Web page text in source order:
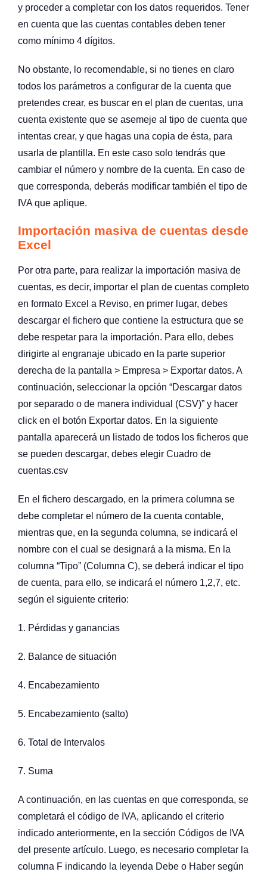
y proceder a completar con los datos requeridos. Tener
en cuenta que las cuentas contables deben tener
como mínimo 4 dígitos.
No obstante, lo recomendable, si no tienes en claro
todos los parámetros a configurar de la cuenta que
pretendes crear, es buscar en el plan de cuentas, una
cuenta existente que se asemeje al tipo de cuenta que
intentas crear, y que hagas una copia de ésta, para
usarla de plantilla. En este caso solo tendrás que
cambiar el número y nombre de la cuenta. En caso de
que corresponda, deberás modificar también el tipo de
IVA que aplique.
Importación masiva de cuentas desde
Excel
Por otra parte, para realizar la importación masiva de
cuentas, es decir, importar el plan de cuentas completo
en formato Excel a Reviso, en primer lugar, debes
descargar el fichero que contiene la estructura que se
debe respetar para la importación. Para ello, debes
dirigirte al engranaje ubicado en la parte superior
derecha de la pantalla > Empresa > Exportar datos. A
continuación, seleccionar la opción “Descargar datos
por separado o de manera individual (CSV)” y hacer
click en el botón Exportar datos. En la siguiente
pantalla aparecerá un listado de todos los ficheros que
se pueden descargar, debes elegir Cuadro de
cuentas.csv
En el fichero descargado, en la primera columna se
debe completar el número de la cuenta contable,
mientras que, en la segunda columna, se indicará el
nombre con el cual se designará a la misma. En la
columna “Tipo” (Columna C), se deberá indicar el tipo
de cuenta, para ello, se indicará el número 1,2,7, etc.
según el siguiente criterio:
1. Pérdidas y ganancias
2. Balance de situación
4. Encabezamiento
5. Encabezamiento (salto)
6. Total de Intervalos
7. Suma
A continuación, en las cuentas en que corresponda, se
completará el código de IVA, aplicando el criterio
indicado anteriormente, en la sección Códigos de IVA
del presente artículo. Luego, es necesario completar la
columna F indicando la leyenda Debe o Haber según